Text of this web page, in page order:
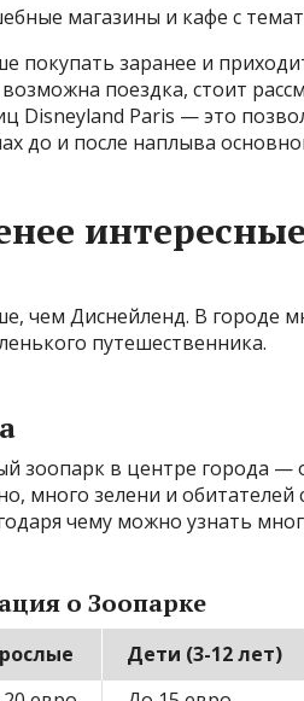
магазины и кафе с
покупать заранее и
поездка, стоит
Disneуland Paris — это
до и после наплыва
чем Диснейленд. В городе
путешественника.
зоопарк в центре города —
много зелени и обитателей
чему можно узнать
о Зоопарке
Дети (3-12 лет)